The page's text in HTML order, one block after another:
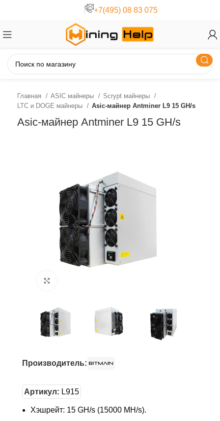
+7(495) 08 83 075
Главная ASIC майнеры
Scrypt майнеры
LTC и DOGE майнеры
Asic-майнер Antminer L9 15 GH/s
Asic-майнер Antminer L9 15 GH/s
Производитель:
Артикул: L915
Хэшрейт: 15 GH/s (15000 MH/s).